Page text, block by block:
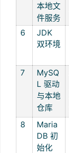
本地文
件服务
6
JDK
双环境
7
MySQ
L 驱动
与本地
仓库
8
Maria
DB 初
始化